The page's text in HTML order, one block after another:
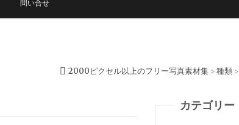
問い合せ
2000ピクセル以上のフリー写真素材集 > 種類 >
カテゴリー